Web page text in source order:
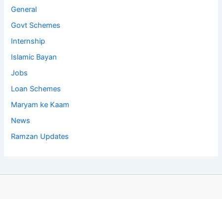
General
Govt Schemes
Internship
Islamic Bayan
Jobs
Loan Schemes
Maryam ke Kaam
News
Ramzan Updates